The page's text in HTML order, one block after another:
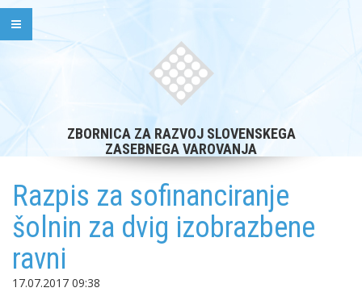
ZBORNICA ZA RAZVOJ SLOVENSKEGA
ZASEBNEGA VAROVANJA
Razpis za sofinanciranje
šolnin za dvig izobrazbene
ravni
17.07.2017 09:38